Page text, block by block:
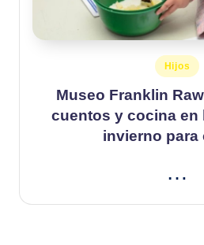
Publicado
en
Hijos
Museo Franklin
cuentos y cocina en
invierno para
…